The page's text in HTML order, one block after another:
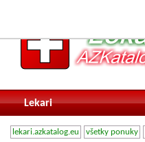
Lekari
lekari.azkatalog.eu všetky ponuky